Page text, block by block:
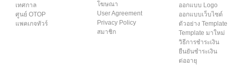
เทศกาล
ศูนย์ OTOP
แพคเกจทัวร์
โฆษณา
User Agreement
Privacy Policy
สมาชิก
ออกแบบ Logo
ออกแบบเว็บไซต์
ตัวอย่าง Template
Template มาใหม่
วิธีการชำระเงิน
ยืนยันชำระเงิน
ต่ออายุ